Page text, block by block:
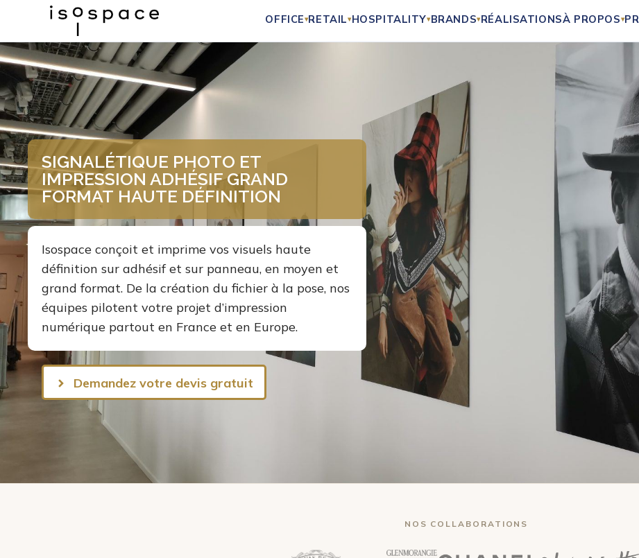
OFFICE▾RETAIL▾HOSPITALITY▾BRANDS▾RÉALISATIONSÀ PROPOS▾
Aller
au
contenu
SIGNALÉTIQUE PHOTO ET
IMPRESSION ADHÉSIF GRAND
FORMAT HAUTE DÉFINITION
Isospace conçoit et imprime vos visuels haute
définition sur adhésif et sur panneau, en moyen et
grand format. De la création du fichier à la pose, nos
équipes pilotent votre projet d’impression
numérique partout en France et en Europe.
Demandez votre devis gratuit
NOS COLLABORATIONS